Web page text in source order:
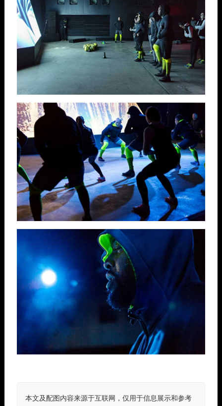
本文及配图内容来源于互联网，仅用于信息展示和参考